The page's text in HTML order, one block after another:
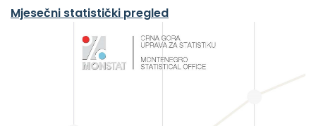
Mjesečni statistički pregled